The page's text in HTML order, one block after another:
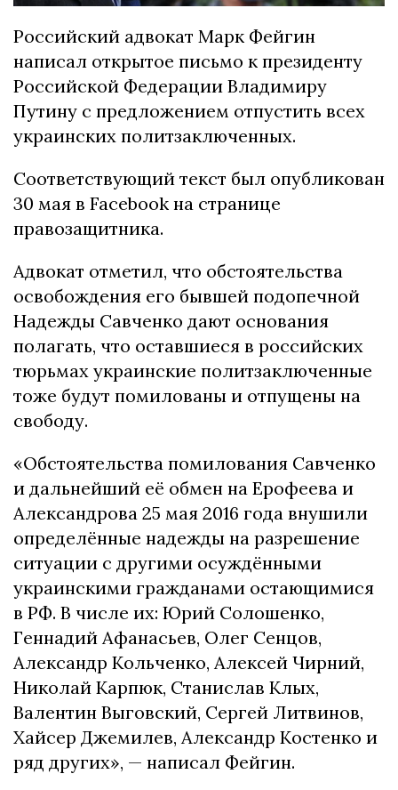
Российский адвокат Марк Фейгин
написал открытое письмо к президенту
Российской Федерации Владимиру
Путину с предложением отпустить всех
украинских политзаключенных.
Соответствующий текст был опубликован
30 мая в Facebook на странице
правозащитника.
Адвокат отметил, что обстоятельства
освобождения его бывшей подопечной
Надежды Савченко дают основания
полагать, что оставшиеся в российских
тюрьмах украинские политзаключенные
тоже будут помилованы и отпущены на
свободу.
«Обстоятельства помилования Савченко
и дальнейший её обмен на Ерофеева и
Александрова 25 мая 2016 года внушили
определённые надежды на разрешение
ситуации с другими осуждёнными
украинскими гражданами остающимися
в РФ. В числе их: Юрий Солошенко,
Геннадий Афанасьев, Олег Сенцов,
Александр Кольченко, Алексей Чирний,
Николай Карпюк, Станислав Клых,
Валентин Выговский, Сергей Литвинов,
Хайсер Джемилев, Александр Костенко и
ряд других», — написал Фейгин.